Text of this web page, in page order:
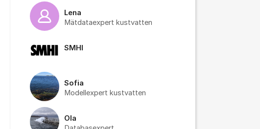
Lena
Mätdataexpert kustvatten
SMHI
Sofia
Modellexpert kustvatten
Ola